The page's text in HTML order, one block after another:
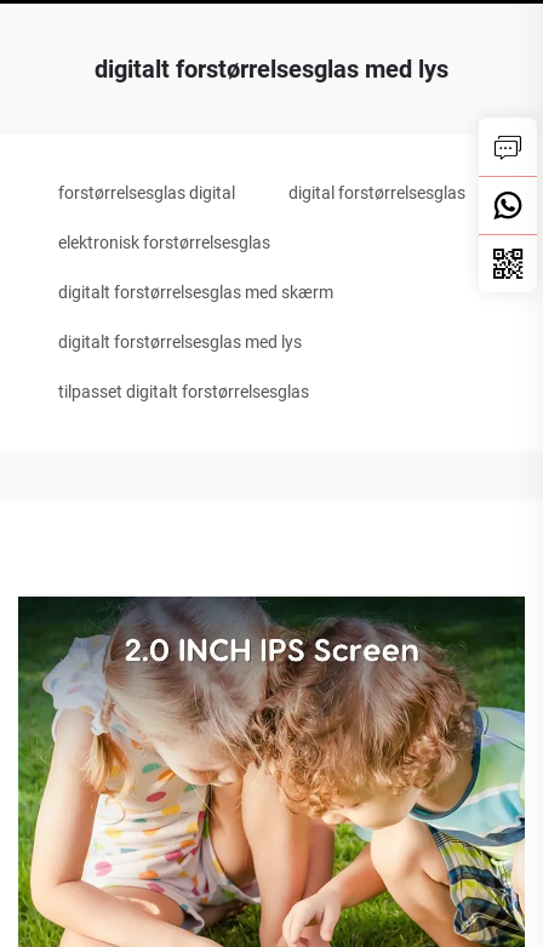
digitalt forstørrelsesglas med lys
forstørrelsesglas digital digital forstørrelsesglas
elektronisk forstørrelsesglas
digitalt forstørrelsesglas med skærm
digitalt forstørrelsesglas med lys
tilpasset digitalt forstørrelsesglas